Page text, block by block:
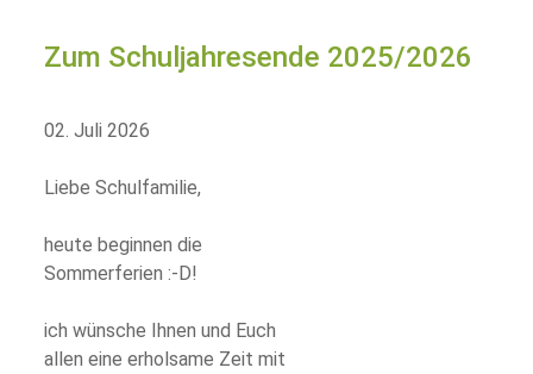
Zum Schuljahresende 2025/2026
02. Juli 2026
Liebe Schulfamilie,
heute beginnen die
Sommerferien :-D!
ich wünsche Ihnen und Euch
allen eine erholsame Zeit mit